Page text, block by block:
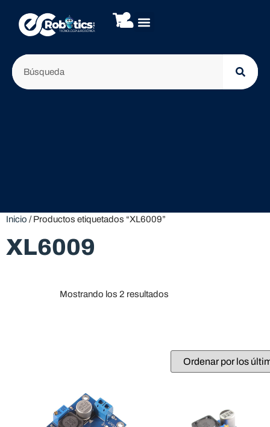
Inicio / Productos etiquetados “XL6009”
XL6009
Mostrando los 2 resultados